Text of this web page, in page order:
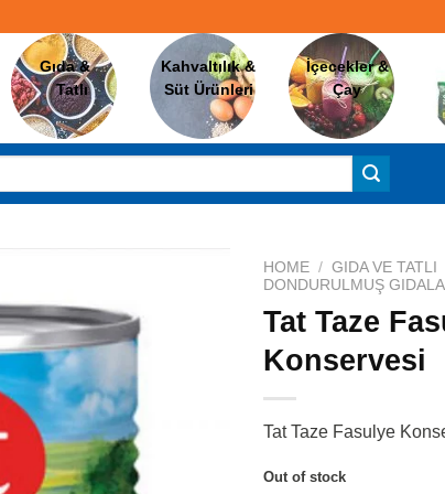
Gıda &
Tatlı
Kahvaltılık &
Süt Ürünleri
İçecekler &
Çay
HOME / GIDA VE TATLI
DONDURULMUŞ
Tat Taze
Konservesi
Tat Taze Fasulye
Out of stock